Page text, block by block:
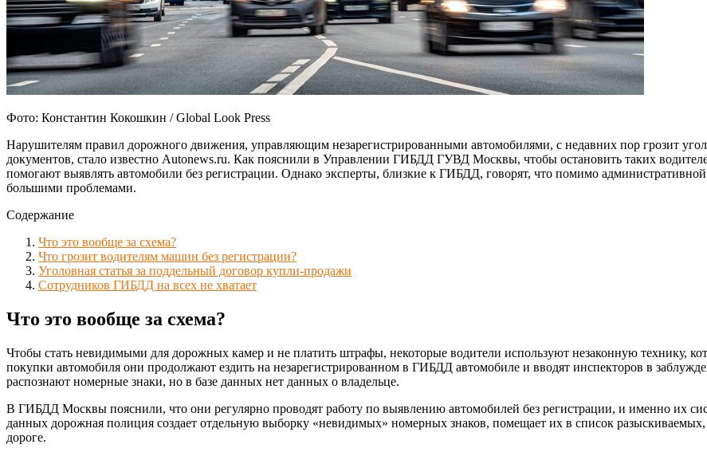
Фото: Константин Кокошкин / Global Look Press
Нарушителям правил дорожного движения, управляющим незарегистрированными автомобилями, с недавних пор грозит
документов, стало известно Autonews.ru. Как пояснили в Управлении ГИБДД ГУВД Москвы, чтобы остановить таких
помогают выявлять автомобили без регистрации. Однако эксперты, близкие к ГИБДД, говорят, что помимо административной
большими проблемами.
Содержание
Что это вообще за схема?
Что грозит водителям машин без регистрации?
Уголовная статья за поддельный договор купли-продажи
Сотрудников ГИБДД на всех не хватает
Что это вообще за схема?
Чтобы стать невидимыми для дорожных камер и не платить штрафы, некоторые водители используют незаконную технику,
покупки автомобиля они продолжают ездить на незарегистрированном в ГИБДД автомобиле и вводят инспекторов в
распознают номерные знаки, но в базе данных нет данных о владельце.
В ГИБДД Москвы пояснили, что они регулярно проводят работу по выявлению автомобилей без регистрации, и именно их
данных дорожная полиция создает отдельную выборку «невидимых» номерных знаков, помещает их в список разыскиваемых,
дороге.